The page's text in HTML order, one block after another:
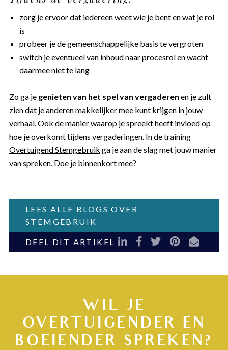
zorg je ervoor dat iedereen weet wie je bent en wat je rol
is
probeer je de gemeenschappelijke basis te vergroten
switch je eventueel van inhoud naar procesrol en wacht
daarmee niet te lang
Zo ga je genieten van het spel van vergaderen en je zult
zien dat je anderen makkelijker mee kunt krijgen in jouw
verhaal. Ook de manier waarop je spreekt heeft invloed op
hoe je overkomt tijdens vergaderingen. In de training
Overtuigend Stemgebruik ga je aan de slag met jouw manier
van spreken. Doe je binnenkort mee?
LEES ALLE BLOGS OVER
STEMGEBRUIK
DEEL DIT ARTIKEL LinkedIn
Facebook
Twitter
Pinterest
E-mail
WIL JE
OVERTUIGENDER EN
BOEIENDER SPREKEN?